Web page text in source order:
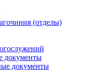
(отделы)
документы
документы